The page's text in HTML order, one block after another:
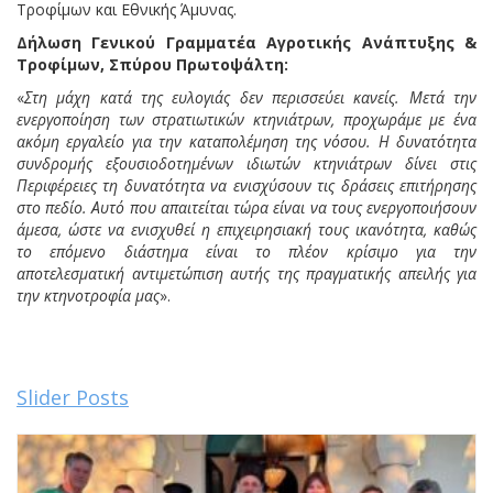
Τροφίμων και Εθνικής Άμυνας.
Δήλωση Γενικού Γραμματέα Αγροτικής Ανάπτυξης &
Τροφίμων, Σπύρου Πρωτοψάλτη:
«Στη μάχη κατά της ευλογιάς δεν περισσεύει κανείς. Μετά την
ενεργοποίηση των στρατιωτικών κτηνιάτρων, προχωράμε με ένα
ακόμη εργαλείο για την καταπολέμηση της νόσου. Η δυνατότητα
συνδρομής εξουσιοδοτημένων ιδιωτών κτηνιάτρων δίνει στις
Περιφέρειες τη δυνατότητα να ενισχύσουν τις δράσεις επιτήρησης
στο πεδίο. Αυτό που απαιτείται τώρα είναι να τους ενεργοποιήσουν
άμεσα, ώστε να ενισχυθεί η επιχειρησιακή τους ικανότητα, καθώς
το επόμενο διάστημα είναι το πλέον κρίσιμο για την
αποτελεσματική αντιμετώπιση αυτής της πραγματικής απειλής για
την κτηνοτροφία μας».
Slider Posts